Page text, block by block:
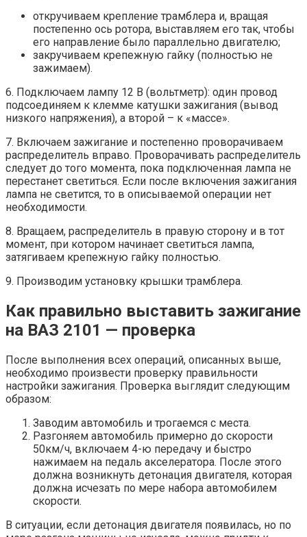
откручиваем крепление трамблера и, вращая
постепенно ось ротора, выставляем его так, чтобы
его направление было параллельно двигателю;
закручиваем крепежную гайку (полностью не
зажимаем).
6. Подключаем лампу 12 В (вольтметр): один провод
подсоединяем к клемме катушки зажигания (вывод
низкого напряжения), а второй – к «массе».
7. Включаем зажигание и постепенно проворачиваем
распределитель вправо. Проворачивать распределитель
следует до того момента, пока подключенная лампа не
перестанет светиться. Если после включения зажигания
лампа не светится, то в описываемой операции нет
необходимости.
8. Вращаем, распределитель в правую сторону и в тот
момент, при котором начинает светиться лампа,
затягиваем крепежную гайку полностью.
9. Производим установку крышки трамблера.
Как правильно выставить зажигание
на ВАЗ 2101 — проверка
После выполнения всех операций, описанных выше,
необходимо произвести проверку правильности
настройки зажигания. Проверка выглядит следующим
образом:
Заводим автомобиль и трогаемся с места.
Разгоняем автомобиль примерно до скорости
50км/ч, включаем 4-ю передачу и быстро
нажимаем на педаль акселератора. После этого
должна возникнуть детонация двигателя, которая
должна исчезать по мере набора автомобилем
скорости.
В ситуации, если детонация двигателя появилась, но по